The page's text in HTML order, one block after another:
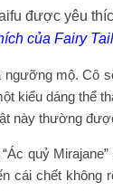
của Fairy Tail
mộ. Cô
kiểu dáng thể
này thường
quỷ
cái chết không